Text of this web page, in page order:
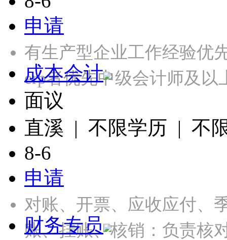
申请
有生产型企业工作经验优
erp者优先中级会计师及
成本会计
面议
直溪 | 不限学历 | 不
8-6
申请
对账、开票、应收应付、
账、挂账、核销：负责
财务专员